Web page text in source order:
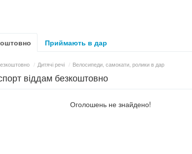
Приймають в дар
/ Дитячі речі / Велосипеди, самокати, ролики в дар
віддам безкоштовно
Оголошень не знайдено!